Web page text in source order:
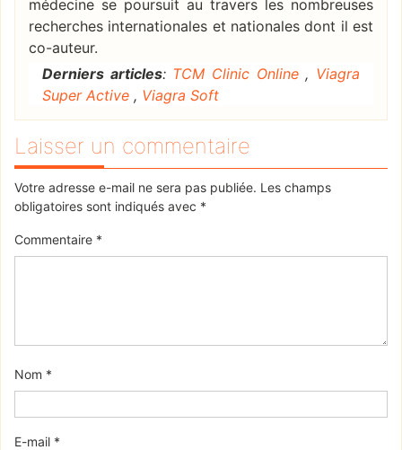
médecine se poursuit au travers les nombreuses
recherches internationales et nationales dont il est
co-auteur.
Derniers articles: TCM Clinic Online , Viagra
Super Active , Viagra Soft
Laisser un commentaire
Votre adresse e-mail ne sera pas publiée. Les champs
obligatoires sont indiqués avec *
Commentaire *
Nom *
E-mail *